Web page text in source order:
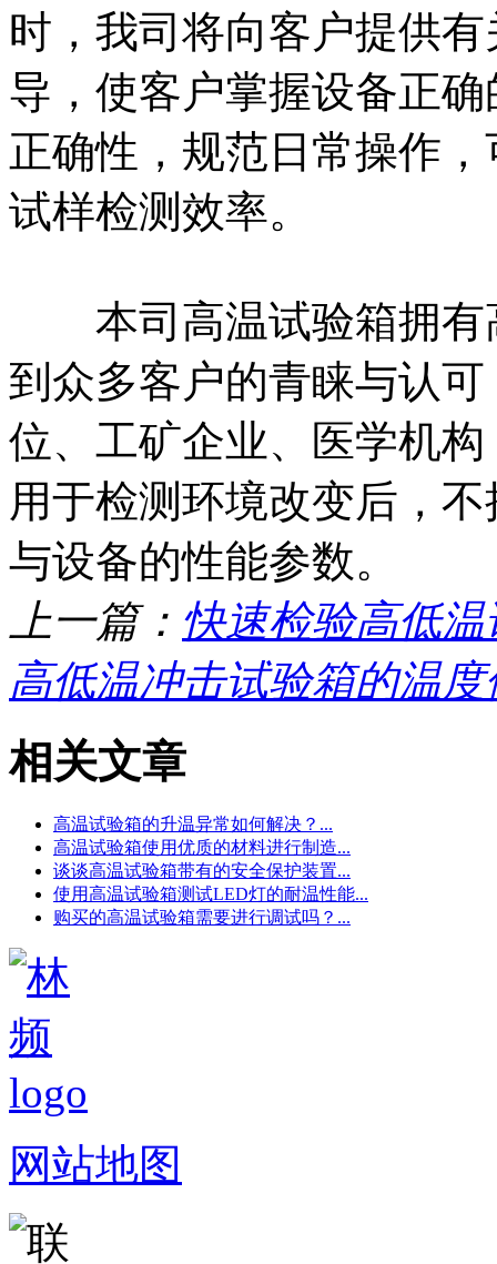
时，我司将向客户提供
导，使客户掌握设备正
正确性，规范日常操作
试样检测效率。
本司高温试验箱拥有
到众多客户的青睐与认
位、工矿企业、医学机
用于检测环境改变后，
与设备的性能参数。
上一篇： 快速检验高低
高低温冲击试验箱的温
相关文章
高温试验箱的升温异常如何解决？...
高温试验箱使用优质的材料进行制造...
谈谈高温试验箱带有的安全保护装置...
使用高温试验箱测试LED灯的耐温性能...
购买的高温试验箱需要进行调试吗？...
网站地图